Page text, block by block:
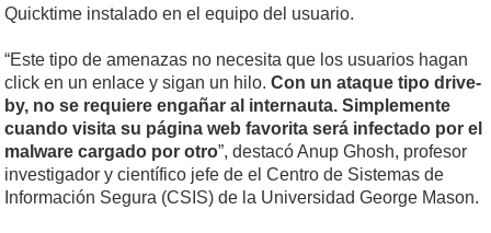
Quicktime instalado en el equipo del usuario.
“Este tipo de amenazas no necesita que los usuarios hagan
click en un enlace y sigan un hilo. Con un ataque tipo drive-
by, no se requiere engañar al internauta. Simplemente
cuando visita su página web favorita será infectado por el
malware cargado por otro”, destacó Anup Ghosh, profesor
investigador y científico jefe de el Centro de Sistemas de
Información Segura (CSIS) de la Universidad George Mason.